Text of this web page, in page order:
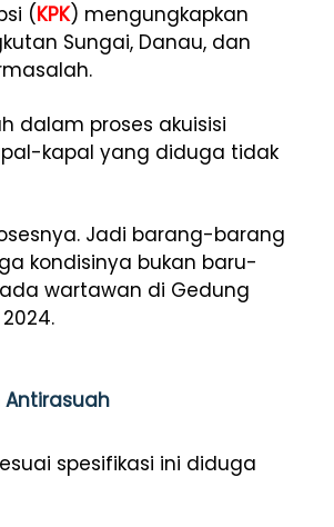
(KPK) mengungkapkan
Sungai, Danau, dan
dalam proses akuisisi
kapal yang diduga tidak
Jadi barang-barang
kondisinya bukan baru-
wartawan di Gedung
Antirasuah
spesifikasi ini diduga